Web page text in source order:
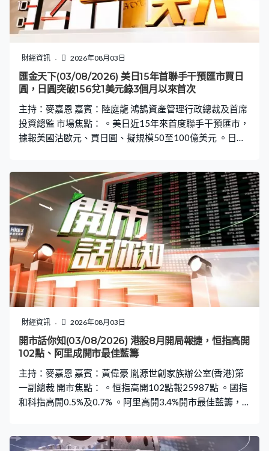
財經資訊 2026年08月03日
匯金天下(03/08/2026) 美日15年首聯手干預匯市買日
圓，日圓突破156兌1美元錄3個月以來首次
主持：麥嘉恩 嘉賓：陸庭龍 鴻鵠資產管理行政總裁及首席
投資總監 市場焦點： 。美日近15年來首度聯手干預匯市，
據報美國沽歐元、買日圓、擬規模50至100億美元 。日本
朗普指干預日圓體現美日友誼 。美伊將重啟談判，布蘭特
期油亞洲市早段一度急跌9.5%低見過81.55美元 。紐約期
油曾跌近7%至78.78美元 。OPEC+：9月起增產每日18.8
萬桶原油 。聯儲局沃什據報擬縮減全年議息次數至6次
財經資訊 2026年08月03日
開市話你知(03/08/2026) 港股8月開局報捷，恒指高開
102點、阿里成開市最佳藍籌
主持：麥嘉恩 嘉賓：黃偉豪 胤源世創家族辦公室(香港)第
一副總裁 開市焦點： 。恒指高開102點報25987點 。國指
和科指高開0.5%及0.7% 。阿里高開3.4%開市最佳藍籌，
跑高開近2% 。聯想控股及太興盈喜，高開4.6%及5.9%